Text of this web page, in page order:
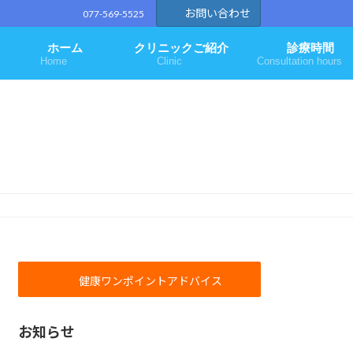
077-569-5525 お問い合わせ
ホーム
Home
クリニックご紹介
Clinic
診療時間
Consultation hours
健康ワンポイントアドバイス
お知らせ